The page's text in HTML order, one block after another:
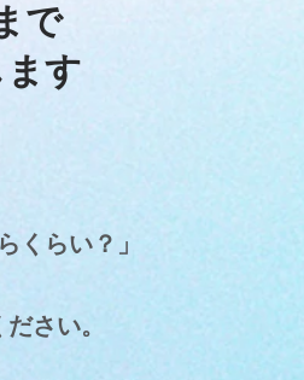
で
す
くらい？」
さい。